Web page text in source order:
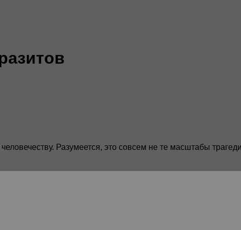
Разумеется, это совсем не те масштабы